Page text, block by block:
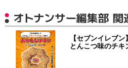
オトナンサー編集部 関
【セブンイレブ
とんこつ味のチキ